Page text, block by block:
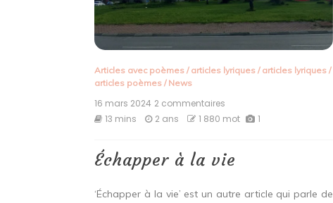
Articles avec poèmes / articles lyriques / articles lyriques /
articles poèmes / News
16 mars 2024 2 commentaires
Échapper
vie
13 mins 2 ans 1 880 mot 1
Échapper à la vie
‘Échapper à la vie’ est un autre article qui parle de